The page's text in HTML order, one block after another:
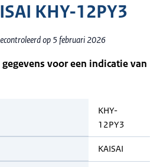
KHY-12PY3
op 5 februari 2026
voor een indicatie van
KHY-
12PY3
KAISAI